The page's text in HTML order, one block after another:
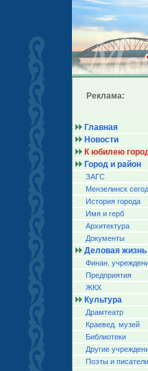
Реклама:
Главная
Новости
К юбилею
Город и район
ЗАГС
Мензелинск
История города
Имя и герб
Архитектура
Документы
Деловая жизнь
Финан.
Предприятия
ЖКХ
Культура
Драмтеатр
Краевед. музей
Библиотеки
Другие
Поэты и писатели